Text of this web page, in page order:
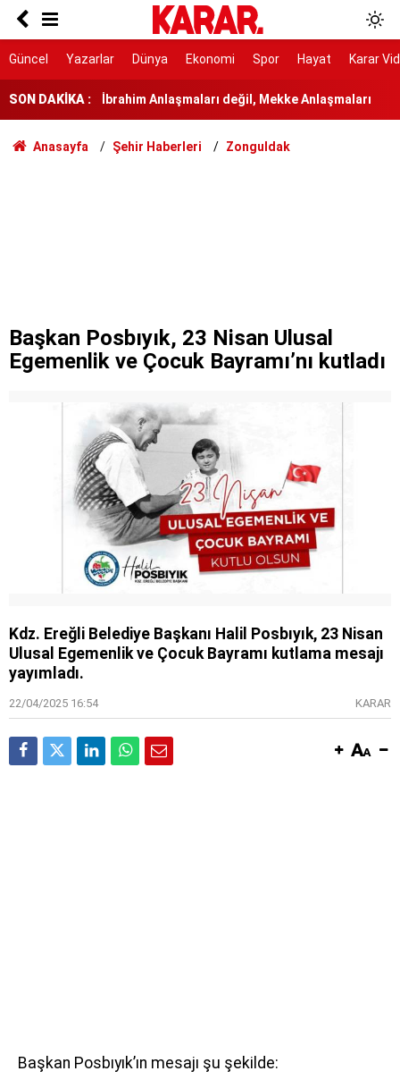
Güncel Yazarlar Dünya Ekonomi Spor Hayat Karar
SON DAKİKA :
Sivas’ta kene can aldı
İbrahim Anlaşmaları değil, Mekke Anlaşmaları
Bu dört gıdanın fiyatları uçacak
TEM'de 10 araç birbirine girdi: Yaralılar var
kişiye tutuklama
Anasayfa Şehir Haberleri Zonguldak
Başkan Posbıyık, 23 Nisan Ulusal
Egemenlik ve Çocuk Bayramı’nı kutladı
Kdz. Ereğli Belediye Başkanı Halil Posbıyık, 23 Nisan
Ulusal Egemenlik ve Çocuk Bayramı kutlama mesajı
yayımladı.
22/04/2025 16:54 KARAR
Başkan Posbıyık’ın mesajı şu şekilde: